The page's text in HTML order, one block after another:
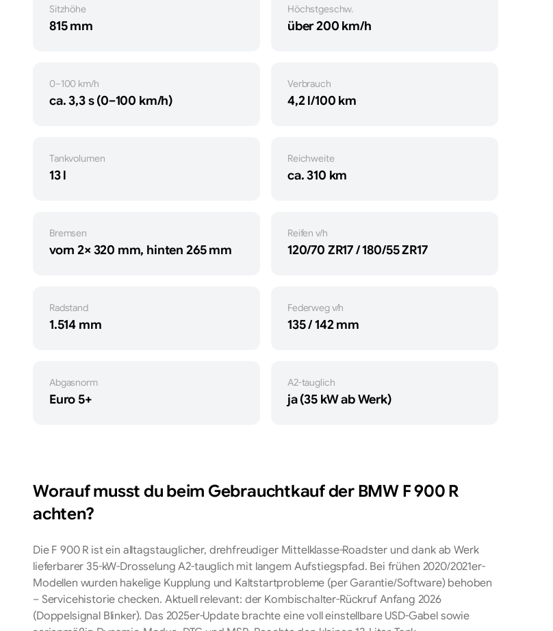
Sitzhöhe
815 mm
Höchstgeschw.
über 200 km/h
0–100 km/h
ca. 3,3 s (0–100 km/h)
Verbrauch
4,2 l/100 km
Tankvolumen
13 l
Reichweite
ca. 310 km
Bremsen
vorn 2× 320 mm, hinten 265 mm
Reifen v/h
120/70 ZR17 / 180/55 ZR17
Radstand
1.514 mm
Federweg v/h
135 / 142 mm
Abgasnorm
Euro 5+
A2-tauglich
ja (35 kW ab Werk)
Worauf musst du beim Gebrauchtkauf derBMWF 900 R
achten?
Die F 900 R ist ein alltagstauglicher, drehfreudiger Mittelklasse-Roadster und dank ab Werk
lieferbarer 35-kW-Drosselung A2-tauglich mit langem Aufstiegspfad. Bei frühen 2020/2021er-
Modellen wurden hakelige Kupplung und Kaltstartprobleme (per Garantie/Software) behoben
– Servicehistorie checken. Aktuell relevant: der Kombischalter-Rückruf Anfang 2026
(Doppelsignal Blinker). Das 2025er-Update brachte eine voll einstellbare USD-Gabel sowie